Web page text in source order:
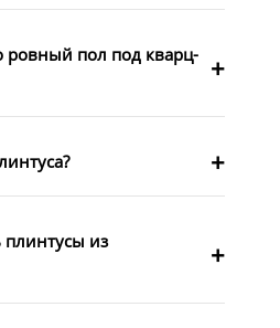
пол под кварц-
из